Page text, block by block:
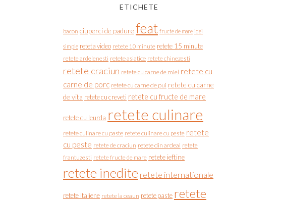
ETICHETE
bacon ciuperci de padure feat fructe de mare idei
simple reteta video retete 10 minute retete 15 minute
retete ardelenesti retete asiatice retete chinezesti
retete craciun retete cu carne de miel retete cu
carne de porc retete cu carne de pui retete cu carne
de vita retete cu creveti retete cu fructe de mare
retete cu leurda retete culinare
retete culinare cu paste retete culinare cu peste retete
cu peste retete de craciun retete din ardeal retete
frantuzesti retete fructe de mare retete ieftine
retete inedite retete internationale
retete italiene retete la ceaun retete paste retete